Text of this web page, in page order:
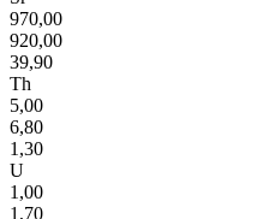
970,00
920,00
39,90
Th
5,00
6,80
1,30
U
1,00
1,70